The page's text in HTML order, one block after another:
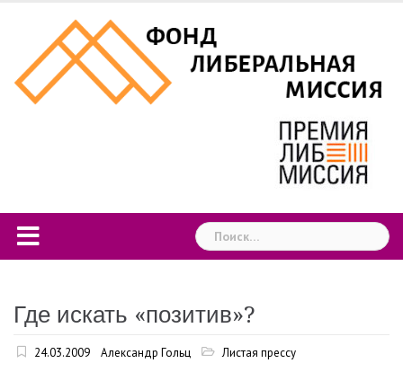
content
Найти:
Где искать «позитив»?
24.03.2009 Александр Гольц Листая прессу